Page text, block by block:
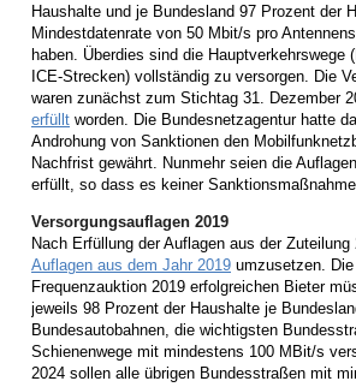
Haushalte und je Bundesland 97 Prozent der
Mindestdatenrate von 50 Mbit/s pro
haben. Überdies sind die Hauptverkehrswege
ICE-Strecken) vollständig zu versorgen. Die
waren zunächst zum Stichtag 31. Dezember
erfüllt worden. Die Bundesnetzagentur hatte
Androhung von Sanktionen den
Nachfrist gewährt. Nunmehr seien die
erfüllt, so dass es keiner
Versorgungsauflagen 2019
Nach Erfüllung der Auflagen aus der
Auflagen aus dem Jahr 2019 umzusetzen.
Frequenzauktion 2019 erfolgreichen Bieter
jeweils 98 Prozent der Haushalte je
Bundesautobahnen, die wichtigsten
Schienenwege mit mindestens 100 MBit/s
2024 sollen alle übrigen Bundesstraßen mit